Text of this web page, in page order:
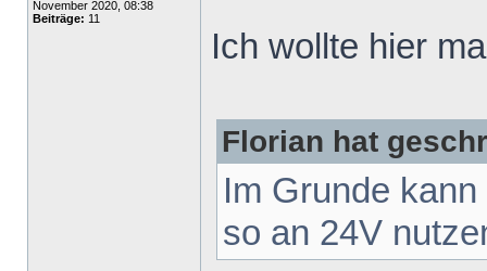
November 2020, 08:38
Beiträge: 11
Ich wollte hier
Florian hat
Im Grunde
so an 24V